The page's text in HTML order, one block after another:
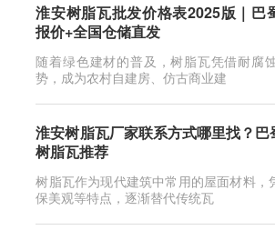
淮安树脂瓦批发价格表2025版｜巴
报价+全国仓储直发
随着绿色建材的普及，树脂瓦凭借耐腐
势，成为农村自建房、仿古商业建
淮安树脂瓦厂家联系方式哪里找？
树脂瓦推荐
树脂瓦作为现代建筑中常用的屋面材料，
保美观等特点，逐渐替代传统瓦